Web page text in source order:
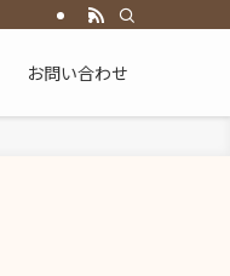
お問い合わせ